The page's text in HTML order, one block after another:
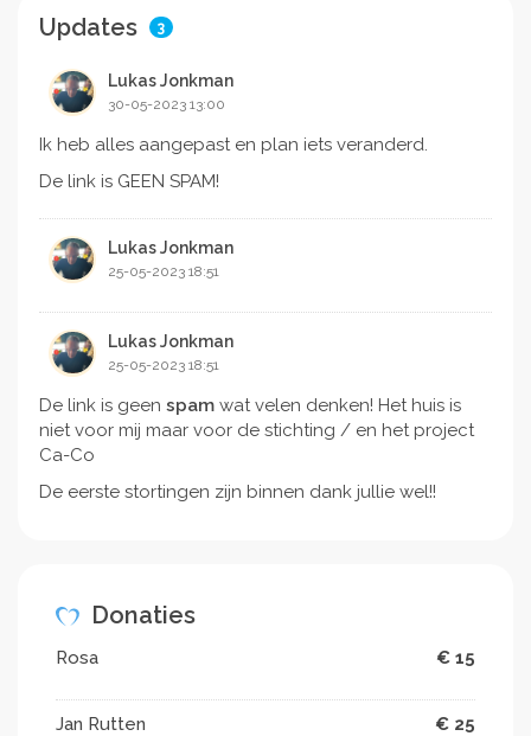
Updates 3
Lukas Jonkman
30-05-2023 13:00
Ik heb alles aangepast en plan iets veranderd.
De link is GEEN SPAM!
Lukas Jonkman
25-05-2023 18:51
Lukas Jonkman
25-05-2023 18:51
De link is geen spam wat velen denken! Het huis is
niet voor mij maar voor de stichting / en het project
Ca-Co
De eerste stortingen zijn binnen dank jullie wel!!
Donaties
Rosa € 15
Jan Rutten € 25